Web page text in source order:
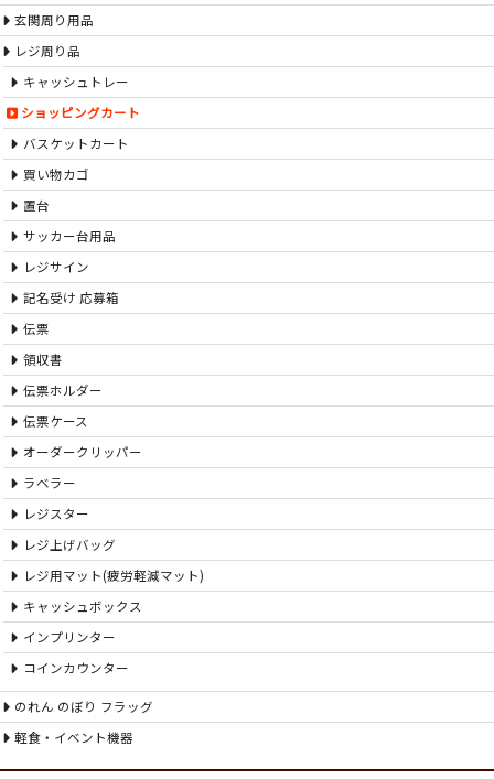
玄関周り用品
レジ周り品
キャッシュトレー
ショッピングカート
バスケットカート
買い物カゴ
置台
サッカー台用品
レジサイン
記名受け 応募箱
伝票
領収書
伝票ホルダー
伝票ケース
オーダークリッパー
ラベラー
レジスター
レジ上げバッグ
レジ用マット(疲労軽減マット)
キャッシュボックス
インプリンター
コインカウンター
のれん のぼり フラッグ
軽食・イベント機器